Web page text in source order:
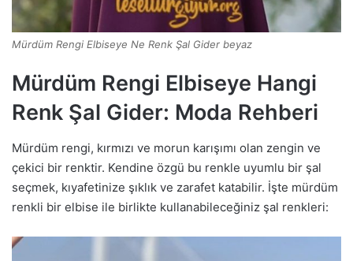
Mürdüm Rengi Elbiseye Ne Renk Şal Gider beyaz
Mürdüm Rengi Elbiseye Hangi
Renk Şal Gider: Moda Rehberi
Mürdüm rengi, kırmızı ve morun karışımı olan zengin ve
çekici bir renktir. Kendine özgü bu renkle uyumlu bir şal
seçmek, kıyafetinize şıklık ve zarafet katabilir. İşte mürdüm
renkli bir elbise ile birlikte kullanabileceğiniz şal renkleri: